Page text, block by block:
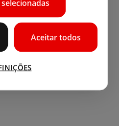
Aceitar todos